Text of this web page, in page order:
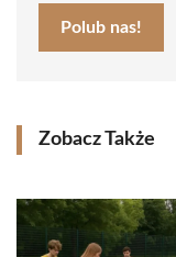
Polub nas!
Zobacz Także